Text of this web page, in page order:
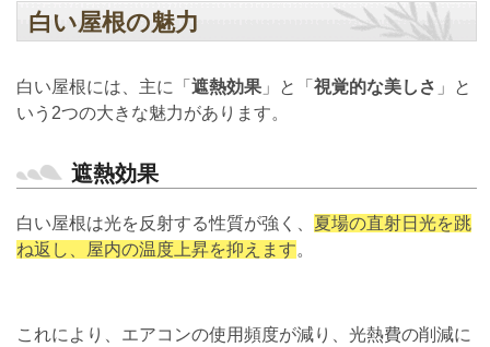
白い屋根の魅力
白い屋根には、主に「 遮熱効果」と「 視覚的な美しさ 」と
いう2つの大きな魅力があります。
遮熱効果
白い屋根は光を反射する性質が強く、 夏場の直射日光を跳
ね返し、屋内の温度上昇を抑えます。
これにより、エアコンの使用頻度が減り、光熱費の削減に